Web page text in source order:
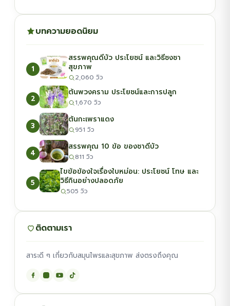
บทความยอดนิยม
1
สรรพคุณดีบัว ประโยชน์ และวิธีชงชา
สุขภาพ
2,060 วิว
2
ต้นพวงคราม ประโยชน์และการปลูก
1,670 วิว
3
ต้นกะเพราแดง
951 วิว
4
สรรพคุณ 10 ข้อ ของชาดีบัว
811 วิว
5
ไขข้อข้องใจเรื่องใบหม่อน: ประโยชน์ โทษ และ
วิธีกินอย่างปลอดภัย
505 วิว
ติดตามเรา
สาระดี ๆ เกี่ยวกับสมุนไพรและสุขภาพ ส่งตรงถึงคุณ